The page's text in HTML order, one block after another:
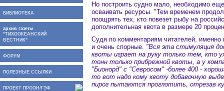
БИБЛИОТЕКА
архив газеты
"ТИХООКЕАНСКИЙ
ВЕСТНИК"
ФОРУМ
ПОЛЕЗНЫЕ ССЫЛКИ
ПРОЕКТ ПРООН/ГЭФ
Но построить судно мало, необходимо
осваивать ресурсы. "Тем временем
поощрять тех, кто повезет рыбу на
дополнительная квота в размере 20
Судя по комментариям читателей,
и очень спорные. "Вся эта стимуляция
квоты играет на руку только тем, кто
тонн только прибрежной квоты, а у
"Бионорд" с "Севросом" -более 400 -
то вот надо кому квоту добавочную
пирог пытаются проглотить, отрезав